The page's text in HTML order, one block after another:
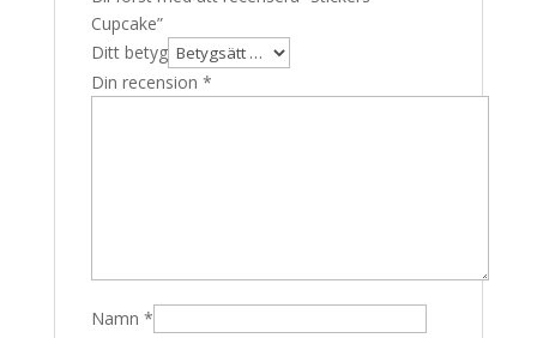
Cupcake”
Ditt betyg
Din recension *
Namn *